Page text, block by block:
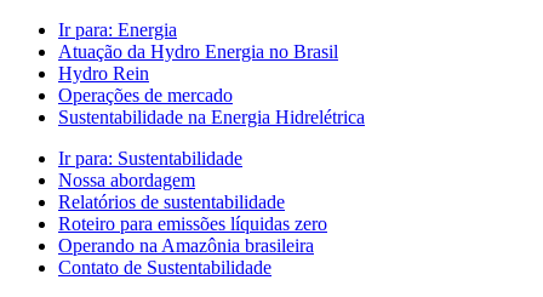
Ir para: Energia
Atuação da Hydro Energia no Brasil
Hydro Rein
Operações de mercado
Sustentabilidade na Energia Hidrelétrica
Ir para: Sustentabilidade
Nossa abordagem
Relatórios de sustentabilidade
Roteiro para emissões líquidas zero
Operando na Amazônia brasileira
Contato de Sustentabilidade